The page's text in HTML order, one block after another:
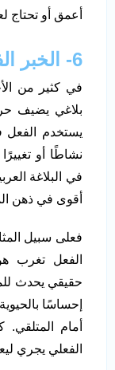
أعمق أو تحتاج
6- الخبر الفعلي في الأسلوب البلاغي
في كثير من
بلاغي يضيف
يستخدم الفعل
نشاطًا أو
في البلاغة
أقوى في ذهن
فعلى سبيل
الفعل تغرب
حقيقي يحدث
إحساسًا
أمام
الفعلي يجري